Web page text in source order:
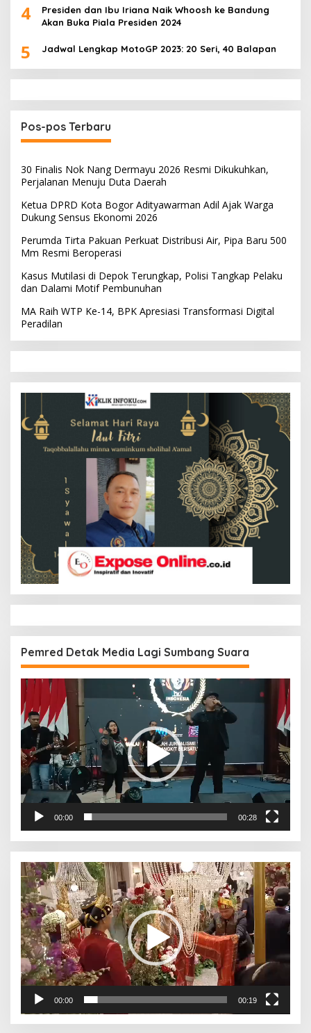
4
Presiden dan Ibu Iriana Naik Whoosh ke Bandung
Akan Buka Piala Presiden 2024
5 Jadwal Lengkap MotoGP 2023: 20 Seri, 40 Balapan
Pos-pos Terbaru
30 Finalis Nok Nang Dermayu 2026 Resmi Dikukuhkan,
Perjalanan Menuju Duta Daerah
Ketua DPRD Kota Bogor Adityawarman Adil Ajak Warga
Dukung Sensus Ekonomi 2026
Perumda Tirta Pakuan Perkuat Distribusi Air, Pipa Baru 500
Mm Resmi Beroperasi
Kasus Mutilasi di Depok Terungkap, Polisi Tangkap Pelaku
dan Dalami Motif Pembunuhan
MA Raih WTP Ke-14, BPK Apresiasi Transformasi Digital
Peradilan
Pemred Detak Media Lagi Sumbang Suara
Pemutar
Video
00:00 00:28
Pemutar
Video
00:00 00:19